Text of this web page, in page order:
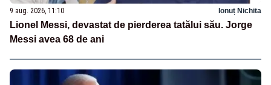
9 aug. 2026, 11:10 Ionuț Nichita
Lionel Messi, devastat de pierderea tatălui său. Jorge
Messi avea 68 de ani